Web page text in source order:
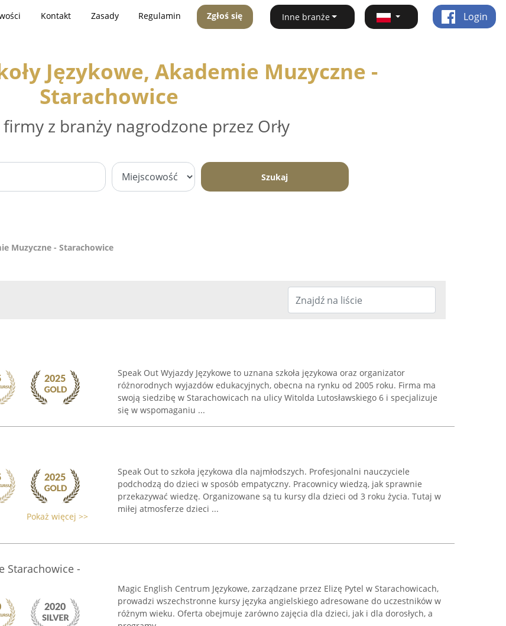
Kontakt Zasady Regulamin Zgłoś się Inne branże Login
Językowe, Akademie Muzyczne -
Starachowice
z branży nagrodzone przez Orły
Szukaj
Muzyczne - Starachowice
Speak Out Wyjazdy Językowe to uznana szkoła językowa oraz organizator
różnorodnych wyjazdów edukacyjnych, obecna na rynku od 2005 roku. Firma ma
swoją siedzibę w Starachowicach na ulicy Witolda Lutosławskiego 6 i specjalizuje
się w wspomaganiu ...
Pokaż więcej >>
Speak Out to szkoła językowa dla najmłodszych. Profesjonalni nauczyciele
podchodzą do dzieci w sposób empatyczny. Pracownicy wiedzą, jak sprawnie
przekazywać wiedzę. Organizowane są tu kursy dla dzieci od 3 roku życia. Tutaj w
miłej atmosferze dzieci ...
Starachowice -
Magic English Centrum Językowe, zarządzane przez Elizę Pytel w Starachowicach,
prowadzi wszechstronne kursy języka angielskiego adresowane do uczestników w
różnym wieku. Oferta obejmuje zarówno zajęcia dla dzieci, jak i dla dorosłych, a